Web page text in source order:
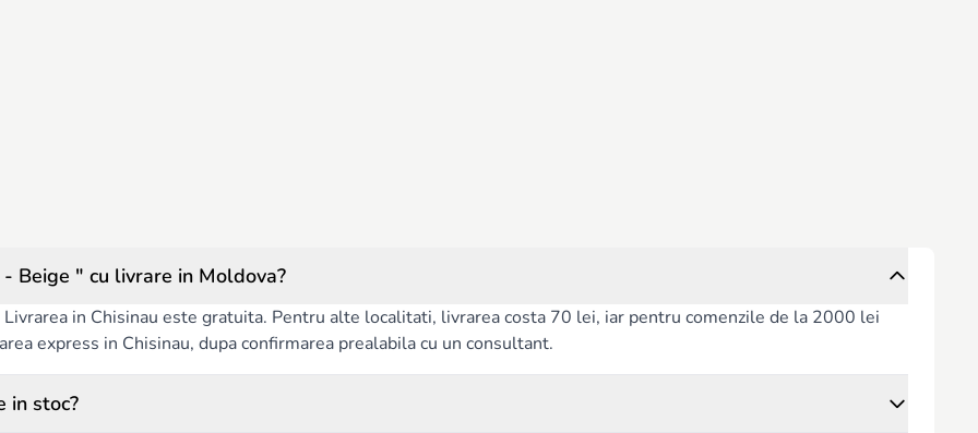
Beige " cu livrare in Moldova?
in Chisinau este gratuita. Pentru alte localitati, livrarea costa 70 lei, iar pentru comenzile de la 2000 lei
express in Chisinau, dupa confirmarea prealabila cu un consultant.
in stoc?